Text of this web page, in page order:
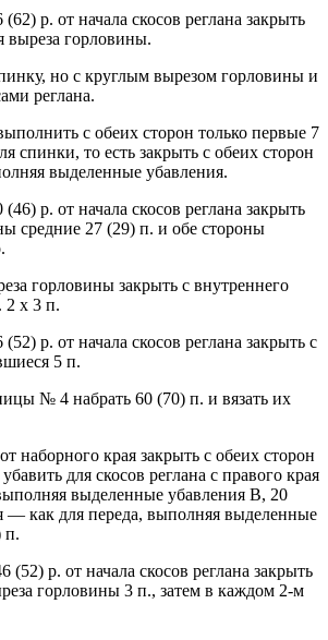
р. от начала скосов реглана закрыть
выреза горловины.
но с круглым вырезом горловины и
реглана.
с обеих сторон только первые 7
спинки, то есть закрыть с обеих сторон
выделенные убавления.
р. от начала скосов реглана закрыть
средние 27 (29) п. и обе стороны
горловины закрыть с внутреннего
2 х 3 п.
р. от начала скосов реглана закрыть с
5 п.
№ 4 набрать 60 (70) п. и вязать их
наборного края закрыть с обеих сторон
для скосов реглана с правого края
выделенные убавления В, 20
— как для переда, выполняя выделенные
п.
р. от начала скосов реглана закрыть
горловины 3 п., затем в каждом 2-м